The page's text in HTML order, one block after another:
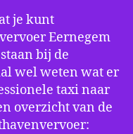
je kunt
Eernegem
bij de
wel weten wat er
taxi naar
overzicht van de